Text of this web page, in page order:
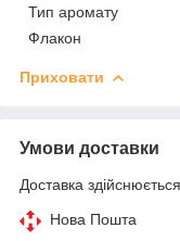
Тип аромату
Флакон
Приховати
Умови доставки
Доставка
Нова Пошта